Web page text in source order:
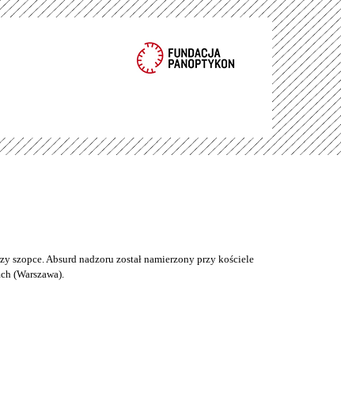
szopce. Absurd nadzoru został namierzony przy kościele
(Warszawa).